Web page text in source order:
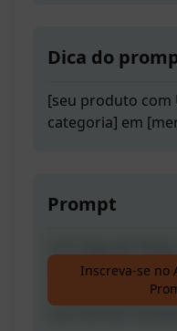
Dica do
[seu produto com
categoria] em
Prompt
otimizadas para
commerce ..
Inscreva-se no